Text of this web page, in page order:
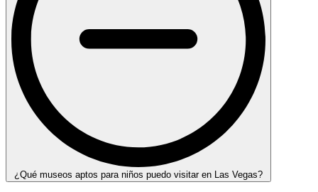
¿Qué museos aptos para niños puedo visitar en Las Vegas?